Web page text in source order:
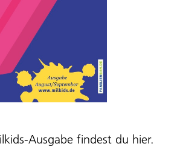
Ausgabe findest du hier.